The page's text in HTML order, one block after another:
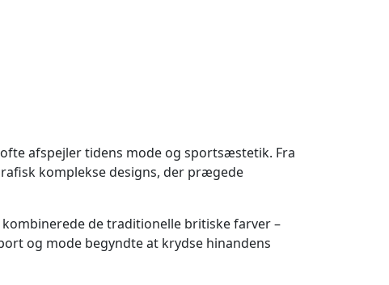
afspejler tidens mode og sportsæstetik. Fra
komplekse designs, der prægede
de traditionelle britiske farver –
og mode begyndte at krydse hinandens